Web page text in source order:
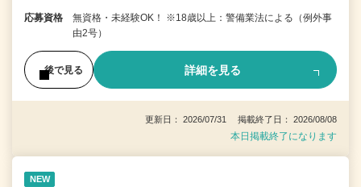
応募資格
無資格・未経験OK！ ※18歳以上：警備業法による（例外事
由2号）
後で見る 詳細を見る
更新日： 2026/07/31 掲載終了日： 2026/08/08
本日掲載終了になります
NEW